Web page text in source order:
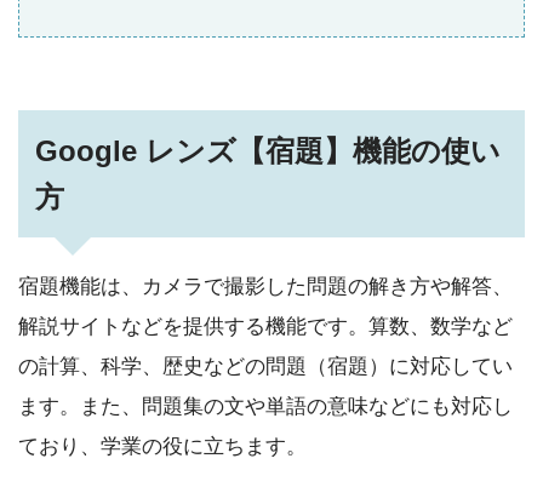
Google レンズ【宿題】機能の使い
方
宿題機能は、カメラで撮影した問題の解き方や解答、
解説サイトなどを提供する機能です。算数、数学など
の計算、科学、歴史などの問題（宿題）に対応してい
ます。また、問題集の文や単語の意味などにも対応し
ており、学業の役に立ちます。